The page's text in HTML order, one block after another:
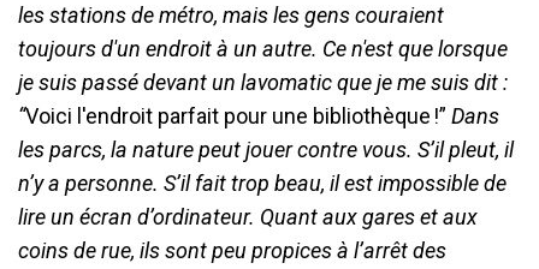
les stations de métro, mais les gens couraient
toujours d'un endroit à un autre. Ce n'est que lorsque
je suis passé devant un lavomatic que je me suis dit :
“Voici l'endroit parfait pour une bibliothèque !” Dans
les parcs, la nature peut jouer contre vous. S’il pleut, il
n’y a personne. S’il fait trop beau, il est impossible de
lire un écran d’ordinateur. Quant aux gares et aux
coins de rue, ils sont peu propices à l’arrêt des